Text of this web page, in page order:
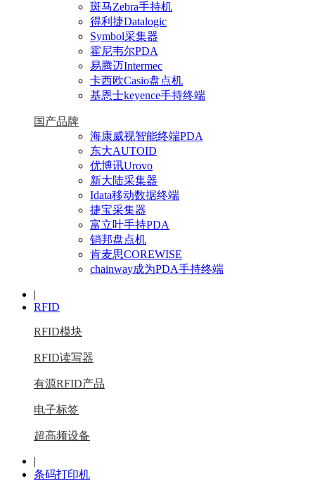
斑马Zebra手持机
得利捷Datalogic
Symbol采集器
霍尼韦尔PDA
易腾迈Intermec
卡西欧Casio盘点机
基恩士keyence手持终端
国产品牌
海康威视智能终端PDA
东大AUTOID
优博讯Urovo
新大陆采集器
Idata移动数据终端
捷宝采集器
富立叶手持PDA
销邦盘点机
肯麦思COREWISE
chainway成为PDA手持终端
|
RFID
RFID模块
RFID读写器
有源RFID产品
电子标签
超高频设备
|
条码打印机